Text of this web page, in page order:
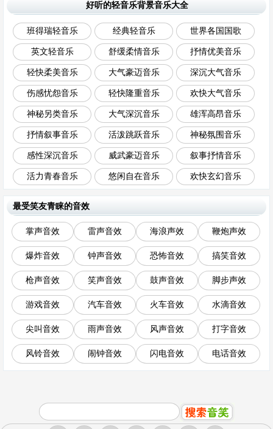
好听的轻音乐背景音乐大全
班得瑞轻音乐 经典轻音乐 世界各国国歌
英文轻音乐 舒缓柔情音乐 抒情优美音乐
轻快柔美音乐 大气豪迈音乐 深沉大气音乐
伤感忧怨音乐 轻快隆重音乐 欢快大气音乐
神秘另类音乐 大气深沉音乐 雄浑高昂音乐
抒情叙事音乐 活泼跳跃音乐 神秘氛围音乐
感性深沉音乐 威武豪迈音乐 叙事抒情音乐
活力青春音乐 悠闲自在音乐 欢快玄幻音乐
最受笑友青睐的音效
掌声音效 雷声音效 海浪声效 鞭炮声效
爆炸音效 钟声音效 恐怖音效 搞笑音效
枪声音效 笑声音效 鼓声音效 脚步声效
游戏音效 汽车音效 火车音效 水滴音效
尖叫音效 雨声音效 风声音效 打字音效
风铃音效 闹钟音效 闪电音效 电话音效